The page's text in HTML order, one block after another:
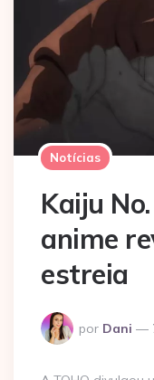
Notícias
Kaiju
anime
estreia
Postado
por
por Dani